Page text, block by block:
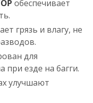
обеспечивает
грязь и влагу, не
для
езде на багги.
улучшают